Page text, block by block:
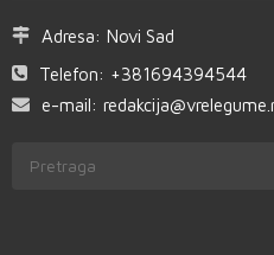
Adresa: Novi Sad
Telefon: +381694394544
e-mail: